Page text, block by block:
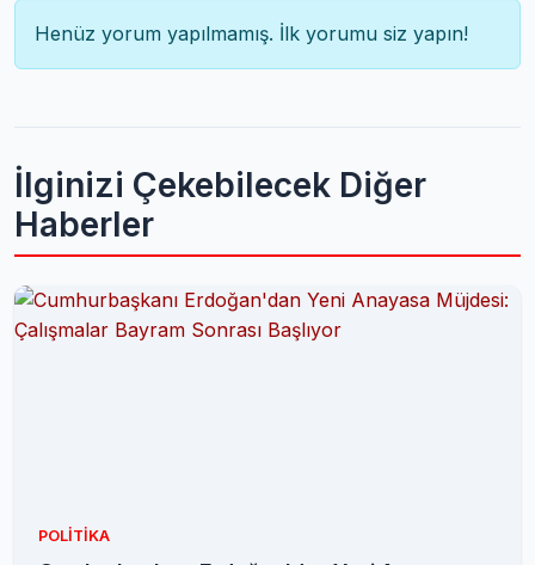
Henüz yorum yapılmamış. İlk yorumu siz yapın!
İlginizi Çekebilecek Diğer
Haberler
POLITIKA